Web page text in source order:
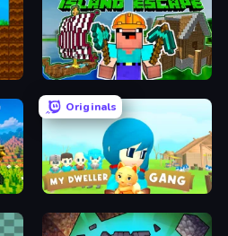
Aqua Miner: Underwater Drilling Game Noob: Island Escape
Originals
My Dweller Gang